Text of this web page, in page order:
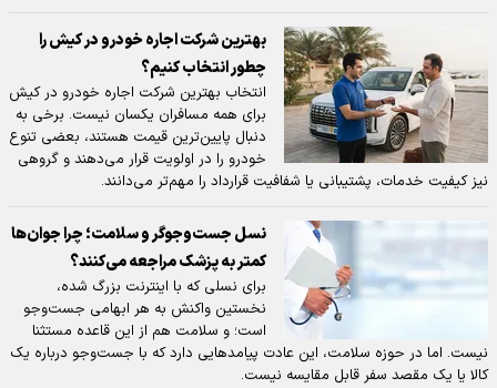
بهترین شرکت اجاره خودرو در کیش را
چطور انتخاب کنیم؟
انتخاب بهترین شرکت اجاره خودرو در کیش
برای همه مسافران یکسان نیست. برخی به
دنبال پایین‌ترین قیمت هستند، بعضی تنوع
خودرو را در اولویت قرار می‌دهند و گروهی
نیز کیفیت خدمات، پشتیبانی یا شفافیت قرارداد را مهم‌تر می‌دانند.
نسل جست‌وجوگر و سلامت؛ چرا جوان‌ها
کمتر به پزشک مراجعه می‌کنند؟
برای نسلی که با اینترنت بزرگ شده،
نخستین واکنش به هر ابهامی جست‌وجو
است؛ و سلامت هم از این قاعده مستثنا
نیست. اما در حوزه سلامت، این عادت پیامدهایی دارد که با جست‌وجو درباره یک
کالا یا یک مقصد سفر قابل مقایسه نیست.